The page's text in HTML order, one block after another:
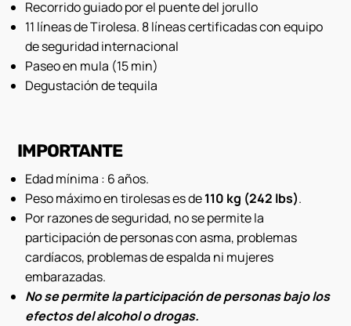
Recorrido guiado por el puente del jorullo
11 líneas de Tirolesa. 8 líneas certificadas con equipo
de seguridad internacional
Paseo en mula (15 min)
Degustación de tequila
IMPORTANTE
Edad mínima : 6 años.
Peso máximo en tirolesas es de110 kg (242 lbs).
Por razones de seguridad, no se permite la
participación de personas con asma, problemas
cardíacos, problemas de espalda ni mujeres
embarazadas.
No se permite la participación de personas bajo los
efectos del alcohol o drogas.